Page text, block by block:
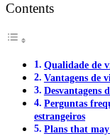
Contents
Qualidade de
Vantagens de
Desvantagens
Perguntas
estrangeiros
Plans that